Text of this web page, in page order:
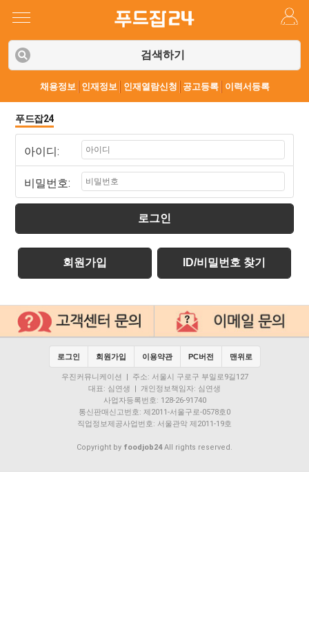
검색하기
채용정보 인재정보 인재열람신청 공고등록 이력서등록
푸드잡24
아이디:
비밀번호:
로그인
회원가입 ID/비밀번호 찾기
로그인 회원가입 이용약관 PC버전 맨위로
우진커뮤니케이션 | 주소: 서울시 구로구 부일로9길127
대표: 심연생 | 개인정보책임자: 심연생
사업자등록번호: 128-26-91740
통신판매신고번호: 제2011-서울구로-0578호0
직업정보제공사업번호: 서울관악 제2011-19호
Copyright by foodjob24All rights reserved.